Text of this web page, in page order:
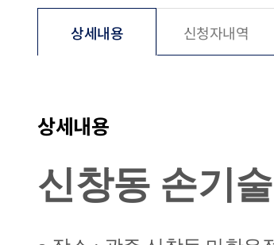
상세내용 신청자내역
상세내용
신창동 손기